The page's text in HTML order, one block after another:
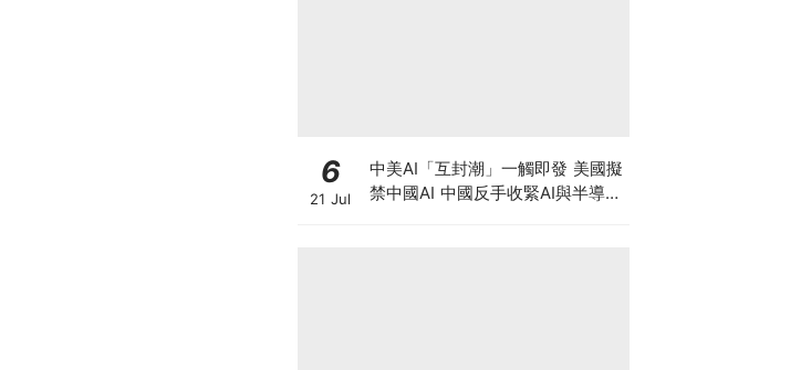
6
21 Jul
中美AI「互封潮」一觸即發 美國擬
禁中國AI 中國反手收緊AI與半導體